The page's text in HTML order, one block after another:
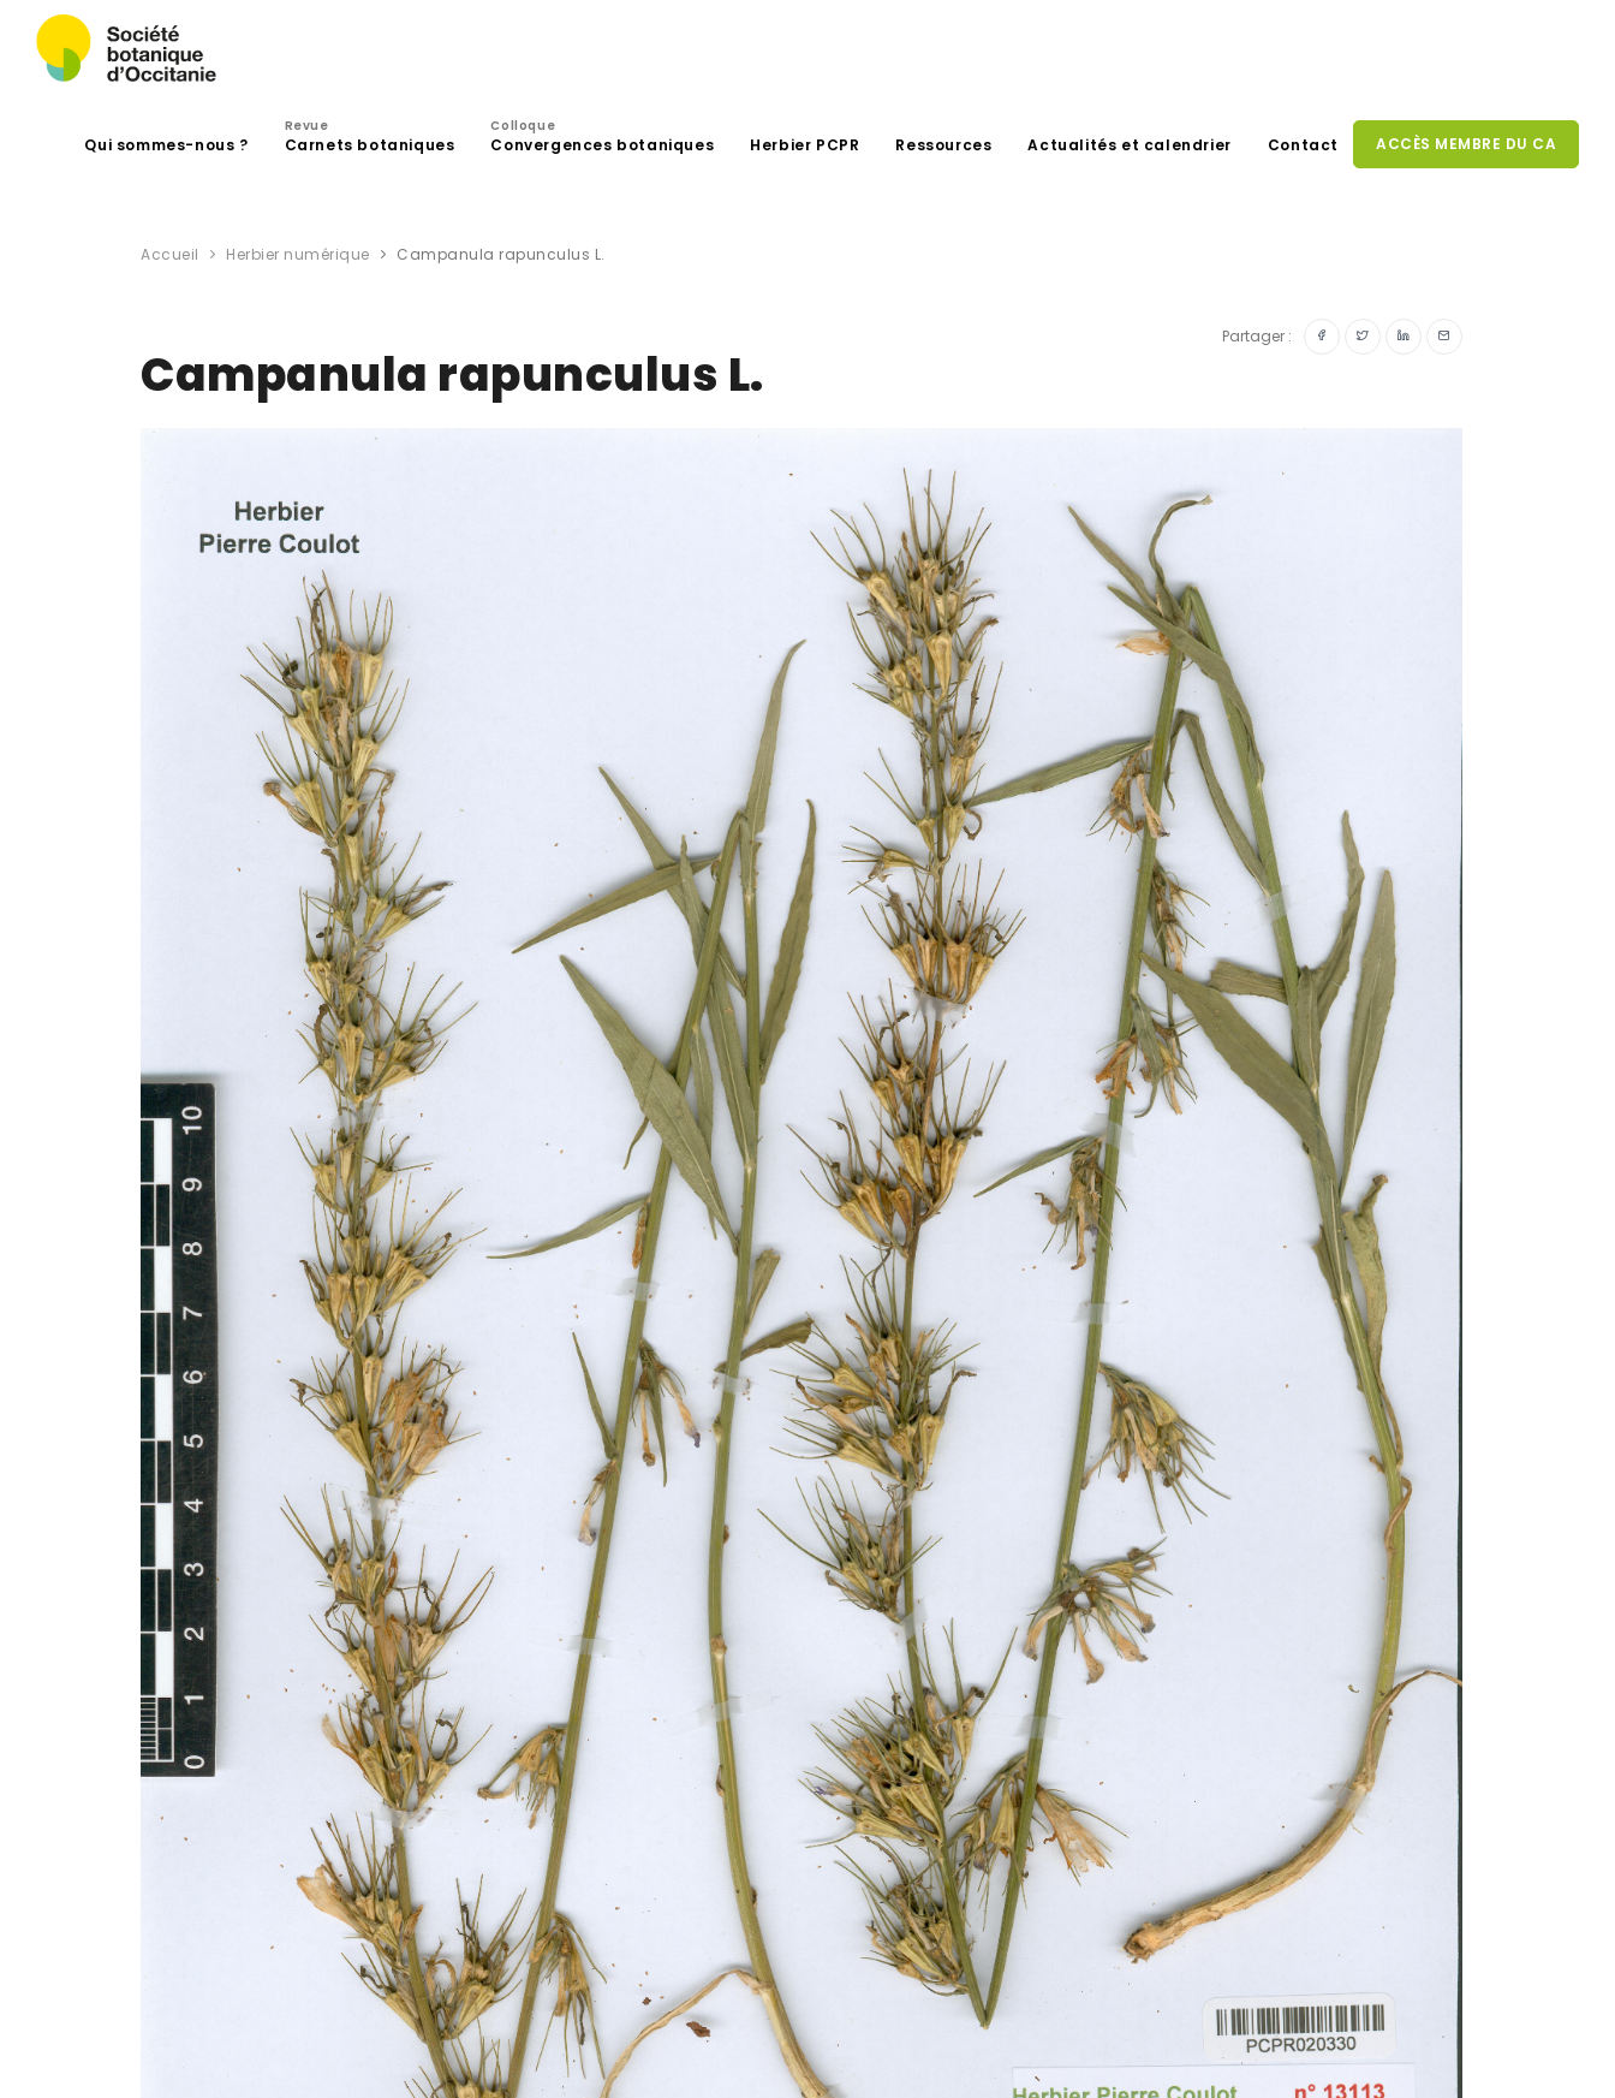
Qui sommes-nous ?
Revue
Carnets botaniques
Colloque
Convergences botaniques Herbier PCPR Ressources Actualités et calendrier Contact ACCÈS MEMBRE DU CA
Accueil Herbier numérique Campanula rapunculus L.
Partager :
Campanula rapunculus L.